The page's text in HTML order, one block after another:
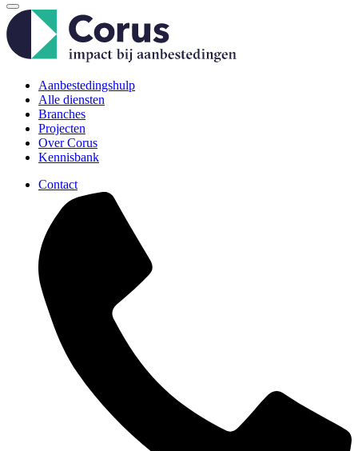
Aanbestedingshulp
Alle diensten
Branches
Projecten
Over Corus
Kennisbank
Contact